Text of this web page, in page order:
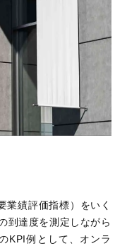
績評価指標）をいく
到達度を測定しながら
KPI例として、オンラ